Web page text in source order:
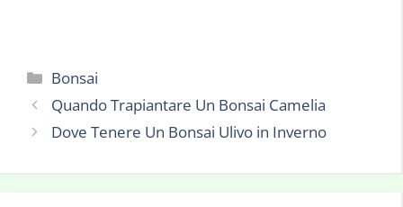
Categorie
Bonsai
Quando Trapiantare Un Bonsai Camelia
Dove Tenere Un Bonsai Ulivo in Inverno